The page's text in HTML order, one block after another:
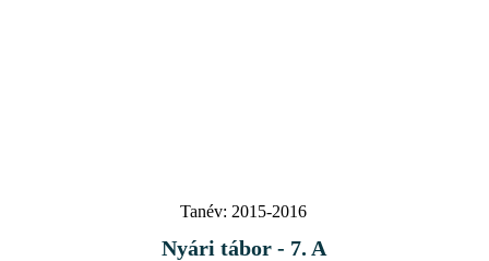
Tanév: 2015-2016
Nyári tábor - 7. A